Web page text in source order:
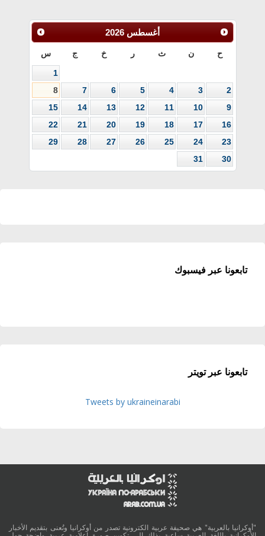
أغسطس 2026
ح ن ث ر خ ج س
1
2
3
4
5
6
7
8
9
10
11
12
13
14
15
16
17
18
19
20
21
22
23
24
25
26
27
28
29
30
31
تابعونا عبر فيسبوك
تابعونا عبر تويتر
Tweets by ukraineinarabi
"أوكرانيا بالعربية" هي صحيفة عربية الكترونية تصدر من أوكرانيا وتُعنى بتقديم الأخبار